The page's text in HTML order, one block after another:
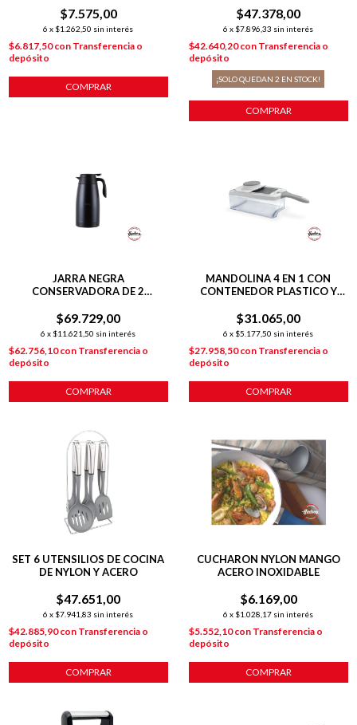
$7.575,00
6 x $1.262,50 sin interés
$6.817,50con Transferencia o
depósito
COMPRAR
$47.378,00
6 x $7.896,33 sin interés
$42.640,20con Transferencia o
depósito
¡SOLO QUEDAN2 EN STOCK!
COMPRAR
JARRA NEGRA
CONSERVADORA DE 2
ACERO
$69.729,00
6 x $11.621,50 sin interés
$62.756,10con Transferencia o
depósito
COMPRAR
MANDOLINA 4 EN 1 CON
CONTENEDOR PLASTICO Y
$31.065,00
6 x $5.177,50 sin interés
$27.958,50con Transferencia o
depósito
COMPRAR
SET 6 UTENSILIOS DE COCINA
DE NYLON Y ACERO
$47.651,00
6 x $7.941,83 sin interés
$42.885,90con Transferencia o
depósito
COMPRAR
CUCHARON NYLON MANGO
ACERO INOXIDABLE
$6.169,00
6 x $1.028,17 sin interés
$5.552,10con Transferencia o
depósito
COMPRAR